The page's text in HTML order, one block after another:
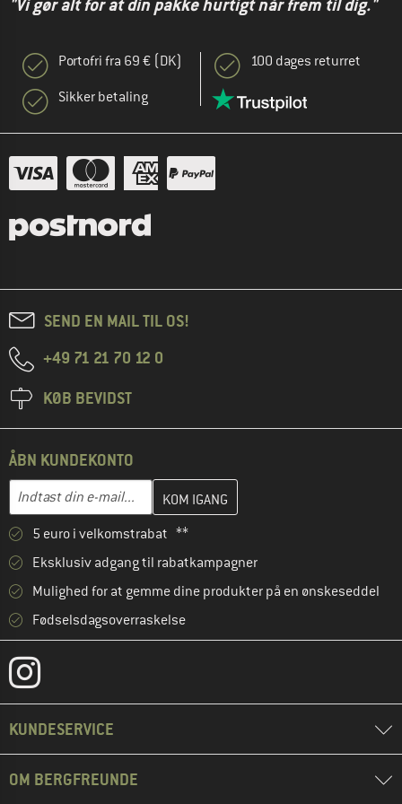
"Vi gør alt for at din pakke hurtigt når frem til dig."
Portofri fra 69 € (DK)
Sikker betaling
100 dages returret
SEND EN MAIL TIL OS!
+49 71 21 70 12 0
KØB BEVIDST
ÅBN KUNDEKONTO
E-mail-adresse
Indtast din e-mailadresse her, og opret i næste trin din
5 euro i velkomstrabat **
Eksklusiv adgang til rabatkampagner
Mulighed for at gemme dine produkter på en ønskeseddel
Fødselsdagsoverraskelse
KUNDESERVICE
OM BERGFREUNDE